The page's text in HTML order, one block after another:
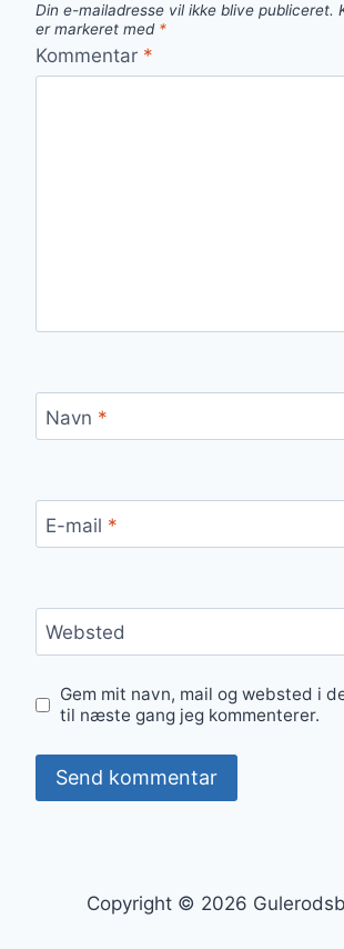
Din e-mailadresse vil ikke blive publiceret.
er markeret med *
Kommentar *
Navn *
E-mail *
Websted
Gem mit navn, mail og websted i
til næste gang jeg kommenterer.
Copyright © 2026